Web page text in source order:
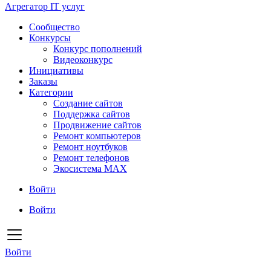
Агрегатор IT услуг
Сообщество
Конкурсы
Конкурс пополнений
Видеоконкурс
Инициативы
Заказы
Категории
Создание сайтов
Поддержка сайтов
Продвижение сайтов
Ремонт компьютеров
Ремонт ноутбуков
Ремонт телефонов
Экосистема MAX
Войти
Войти
Войти